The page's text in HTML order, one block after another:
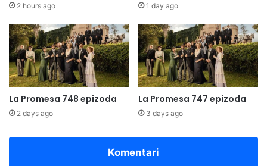
2 hours ago 1 day ago
La Promesa 748 epizoda
2 days ago
La Promesa 747 epizoda
3 days ago
Komentari